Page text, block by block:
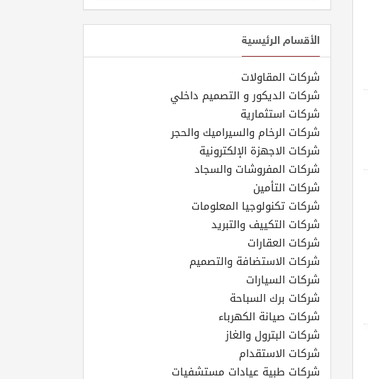
الأقسام الرئيسية
شركات المقاولات
شركات الديكور و التصميم داخلي
شركات استثمارية
شركات الرخام والسيراميك والحجر
شركات الاجهزة الإلكترونية
شركات المفروشات والسجاد
شركات التأمين
شركات تكنولوجيا المعلومات
شركات التكييف والتبريد
شركات العقارات
شركات الاستضافة والتصميم
شركات السيارات
شركات برك السباحة
شركات صيانة الكهرباء
شركات البترول والغاز
شركات الاستقدام
شركات طبية عيادات مستشفيات